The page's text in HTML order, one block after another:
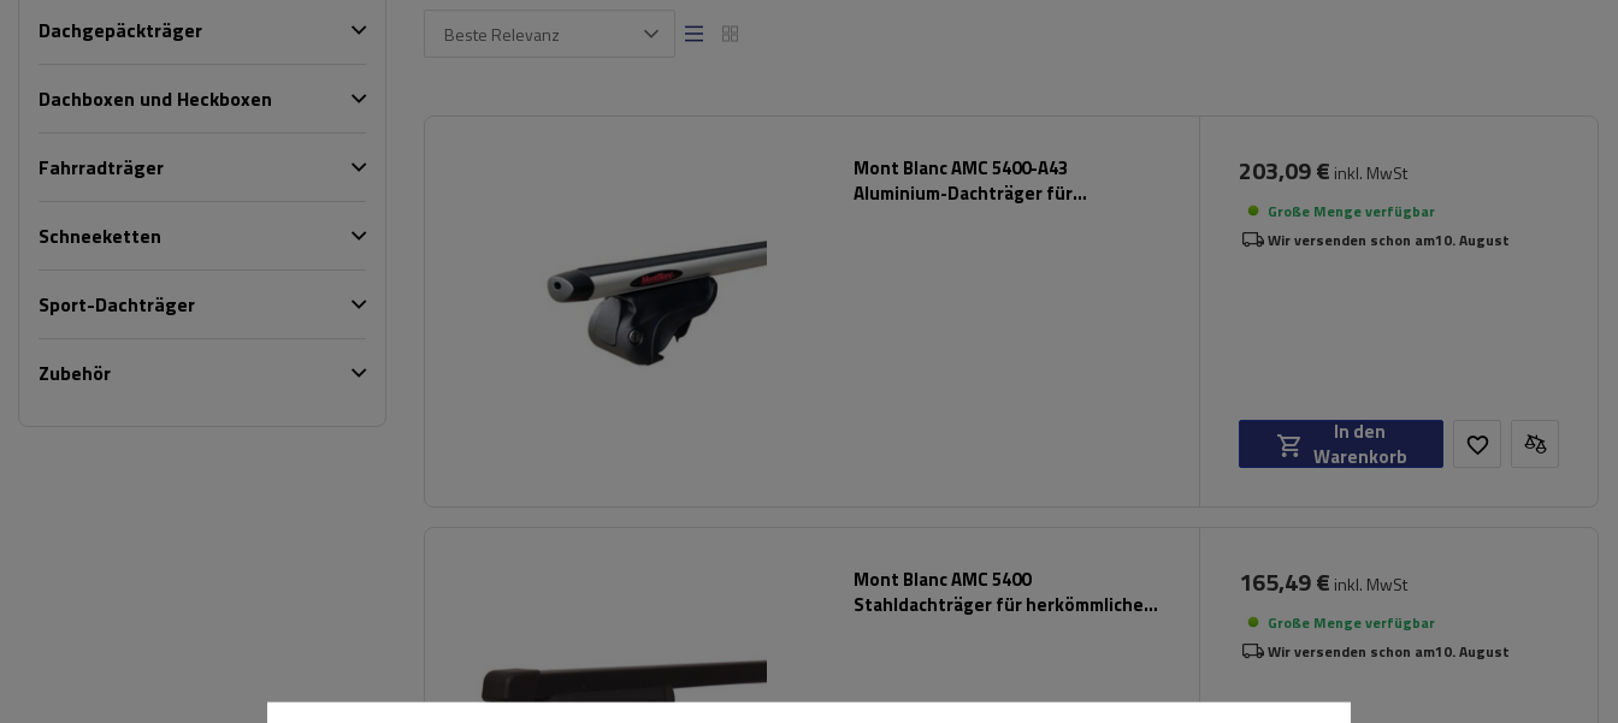
Dachgepäckträger
Dachboxen und Heckboxen
Fahrradträger
Schneeketten
Sport-Dachträger
Zubehör
Beste Relevanz
Mont Blanc AMC 5400-A43
Aluminium-Dachträger für
203,09 € inkl. MwSt
Große Menge verfügbar
Wir versenden schon am10. August
In den
Warenkorb
Mont Blanc AMC 5400
Stahldachträger für herkömmliche
165,49 € inkl. MwSt
Große Menge verfügbar
Wir versenden schon am10. August